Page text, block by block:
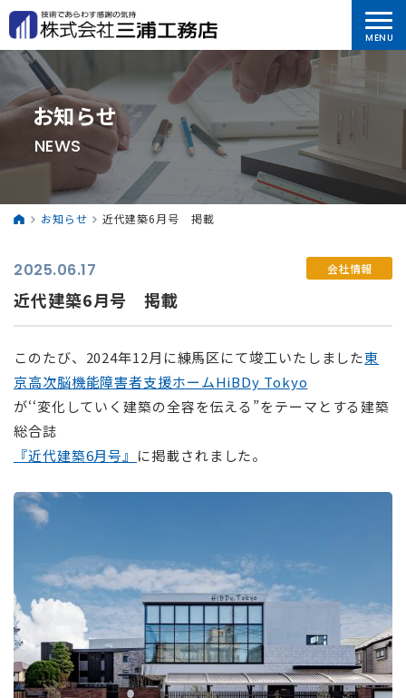
お知らせ
NEWS
お知らせ 近代建築6月号 掲載
2025.06.17 会社情報
近代建築6月号 掲載
このたび、2024年12月に練馬区にて竣工いたしました東
京高次脳機能障害者支援ホームHiBDy Tokyo
が‘‘変化していく建築の全容を伝える”をテーマとする建築
総合誌
『近代建築6月号』 に掲載されました。